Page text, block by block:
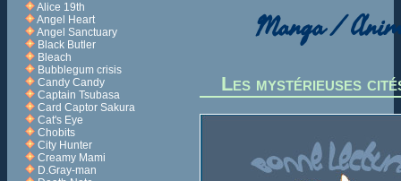
Alice 19th
Angel Heart
Angel Sanctuary
Black Butler
Bleach
Bubblegum crisis
Candy Candy
Captain Tsubasa
Card Captor Sakura
Cat's Eye
Chobits
City Hunter
Creamy Mami
D.Gray-man
Manga /
Les mystérieuses